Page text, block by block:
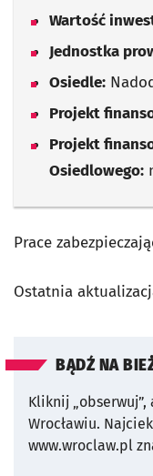
Wartość
Jednostka
Osiedle:
Projekt
Projekt
Osiedlowego:
Prace
Ostatnia
BĄDŹ NA
Kliknij
Wrocławiu.
www.wroclaw.pl